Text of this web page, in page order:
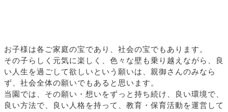
お子様は各ご家庭の宝であり、社会の宝でもあります。
その子らしく元気に楽しく、色々な壁も乗り越えながら、良
い人生を過ごして欲しいという願いは、 親御さんのみなら
ず、社会全体の願いでもあると思います。
当園では、その願い・想いをずっと持ち続け、良い環境で、
良い方法で、良い人格を持って、 教育・保育活動を運営して